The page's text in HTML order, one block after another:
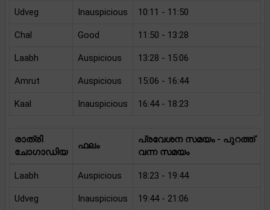
Udveg Inauspicious 10:11 - 11:50
Chal Good 11:50 - 13:28
Laabh Auspicious 13:28 - 15:06
Amrut Auspicious 15:06 - 16:44
Kaal Inauspicious 16:44 - 18:23
രാത്രി
ചോഗാഡിയ
ഫലം
പ്രവേശന സമയം - പുറത്ത്
വന്ന സമയം
Laabh Auspicious 18:23 - 19:44
Udveg Inauspicious 19:44 - 21:06